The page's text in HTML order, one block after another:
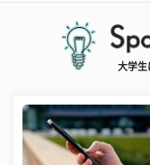
大学生